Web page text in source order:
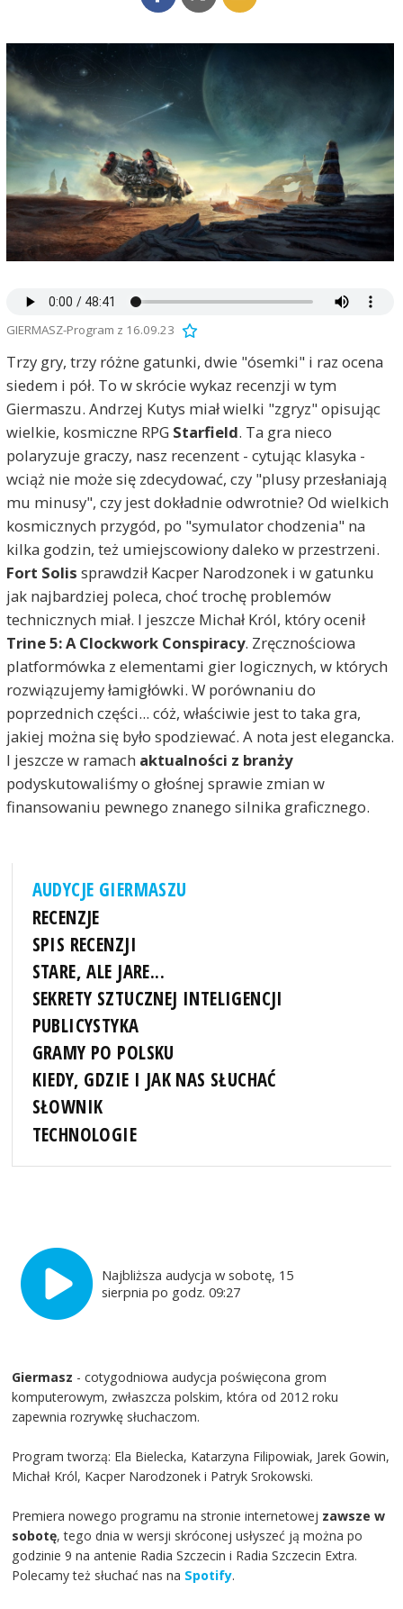
GIERMASZ-Program z 16.09.23
Trzy gry, trzy różne gatunki, dwie "ósemki" i raz ocena
siedem i pół. To w skrócie wykaz recenzji w tym
Giermaszu. Andrzej Kutys miał wielki "zgryz" opisując
wielkie, kosmiczne RPG Starfield. Ta gra nieco
polaryzuje graczy, nasz recenzent - cytując klasyka -
wciąż nie może się zdecydować, czy "plusy przesłaniają
mu minusy", czy jest dokładnie odwrotnie? Od wielkich
kosmicznych przygód, po "symulator chodzenia" na
kilka godzin, też umiejscowiony daleko w przestrzeni.
Fort Solis sprawdził Kacper Narodzonek i w gatunku
jak najbardziej poleca, choć trochę problemów
technicznych miał. I jeszcze Michał Król, który ocenił
Trine 5: A Clockwork Conspiracy. Zręcznościowa
platformówka z elementami gier logicznych, w których
rozwiązujemy łamigłówki. W porównaniu do
poprzednich części... cóż, właściwie jest to taka gra,
jakiej można się było spodziewać. A nota jest elegancka.
I jeszcze w ramach aktualności z branży
podyskutowaliśmy o głośnej sprawie zmian w
finansowaniu pewnego znanego silnika graficznego.
AUDYCJE GIERMASZU
RECENZJE
SPIS RECENZJI
STARE, ALE JARE...
SEKRETY SZTUCZNEJ INTELIGENCJI
PUBLICYSTYKA
GRAMY PO POLSKU
KIEDY, GDZIE I JAK NAS SŁUCHAĆ
SŁOWNIK
TECHNOLOGIE
Najbliższa audycja w sobotę, 15
sierpnia po godz. 09:27
Giermasz - cotygodniowa audycja poświęcona grom
komputerowym, zwłaszcza polskim, która od 2012 roku
zapewnia rozrywkę słuchaczom.
Program tworzą: Ela Bielecka, Katarzyna Filipowiak, Jarek Gowin,
Michał Król, Kacper Narodzonek i Patryk Srokowski.
Premiera nowego programu na stronie internetowej zawsze w
sobotę, tego dnia w wersji skróconej usłyszeć ją można po
godzinie 9 na antenie Radia Szczecin i Radia Szczecin Extra.
Polecamy też słuchać nas na Spotify.